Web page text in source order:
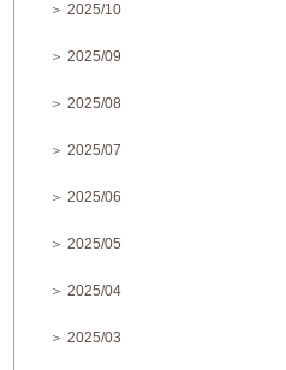
＞ 2025/10
＞ 2025/09
＞ 2025/08
＞ 2025/07
＞ 2025/06
＞ 2025/05
＞ 2025/04
＞ 2025/03